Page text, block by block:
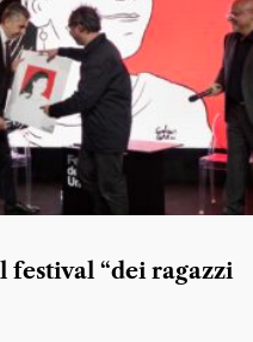
“dei ragazzi